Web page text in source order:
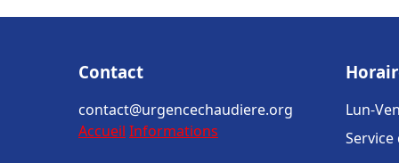
Contact
contact@urgencechaudiere.org
Accueil Informations
Lun-